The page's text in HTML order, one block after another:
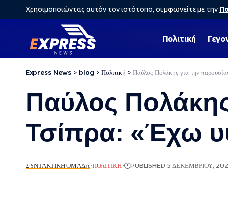
Χρησιμοποιώντας αυτόν τον ιστότοπο, συμφωνείτε με την
Πολιτική
Express News > blog > Πολιτική > Παύλος Πολάκης για την
Παύλος
Τσίπρα: «Έχω
ΣΥΝΤΑΚΤΙΚΉ ΟΜΆΔΑ ΠΟΛΙΤΙΚΉ PUBLISHED 5 ΔΕΚΕΜΒΡΊΟΥ,